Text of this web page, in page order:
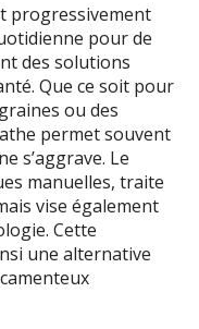
progressivement
pour de
des solutions
Que ce soit pour
ou des
permet souvent
s’aggrave. Le
manuelles, traite
vise également
Cette
une alternative